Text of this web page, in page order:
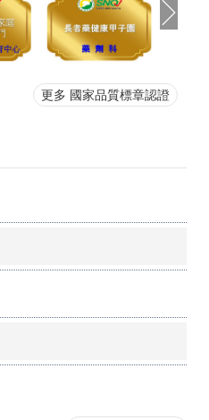
更多 國家品質標章認證